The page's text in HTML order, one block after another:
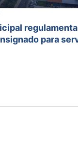
regulamenta
para